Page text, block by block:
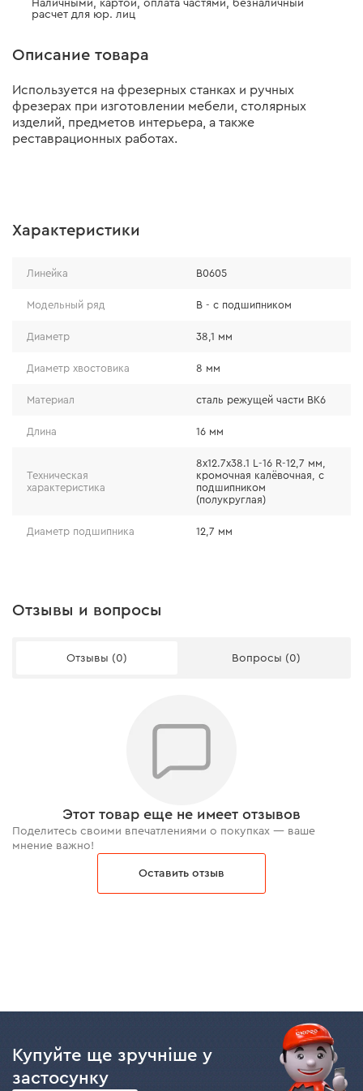
Наличными, картой, оплата частями, безналичный
расчет для юр. лиц
Описание товара
Используется на фрезерных станках и ручных
фрезерах при изготовлении мебели, столярных
изделий, предметов интерьера, а также
реставрационных работах.
Характеристики
Линейка В0605
Модельный ряд В - с подшипником
Диаметр 38,1 мм
Диаметр хвостовика 8 мм
Материал сталь режущей части ВК6
Длина 16 мм
Техническая
характеристика
8x12.7х38.1 L-16 R-12,7 мм,
кромочная калёвочная, с
подшипником
(полукруглая)
Диаметр подшипника 12,7 мм
Отзывы и вопросы
Отзывы (0) Вопросы (0)
Этот товар еще не имеет отзывов
Поделитесь своими впечатлениями о покупках — ваше
мнение важно!
Оставить отзыв
Купуйте ще зручніше у
застосунку